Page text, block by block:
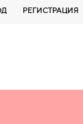
РЕГИСТРАЦИЯ